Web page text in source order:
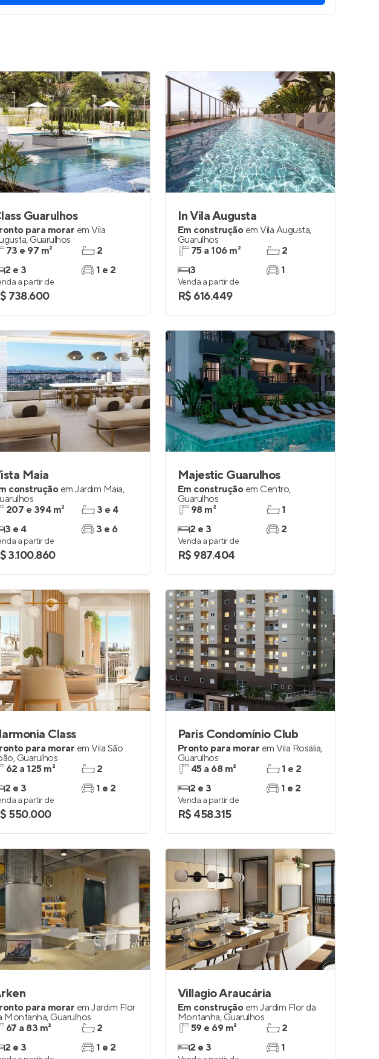
Guarulhos
para morar em Vila
, Guarulhos
73 e 97 m²
2 e 3
2
1 e 2
a partir de
738.600
In Vila Augusta
Em construção em Vila Augusta,
Guarulhos
75 a 106 m²
3
2
1
Venda a partir de
R$ 616.449
Maia
construção em Jardim Maia,
207 e 394 m²
3 e 4
3 e 4
3 e 6
a partir de
3.100.860
Majestic Guarulhos
Em construção em Centro,
Guarulhos
98 m²
2 e 3
1
2
Venda a partir de
R$ 987.404
Class
para morar em Vila São
, Guarulhos
62 a 125 m²
2 e 3
2
1 e 2
a partir de
550.000
Paris Condomínio Club
Pronto para morar em Vila Rosália,
Guarulhos
45 a 68 m²
2 e 3
1 e 2
1 e 2
Venda a partir de
R$ 458.315
para morar em Jardim Flor
Montanha, Guarulhos
67 a 83 m²
2 e 3
2
1 e 2
Villagio Araucária
Em construção em Jardim Flor da
Montanha, Guarulhos
59 e 69 m²
2 e 3
2
1